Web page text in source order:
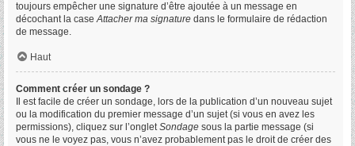
toujours empêcher une signature d’être ajoutée à un message en
décochant la caseAttacher ma signature dans le formulaire de rédaction
de message.
Haut
Comment créer un sondage ?
Il est facile de créer un sondage, lors de la publication d’un nouveau sujet
ou la modification du premier message d’un sujet (si vous en avez les
permissions), cliquez sur l’ongletSondage sous la partie message (si
vous ne le voyez pas, vous n’avez probablement pas le droit de créer des